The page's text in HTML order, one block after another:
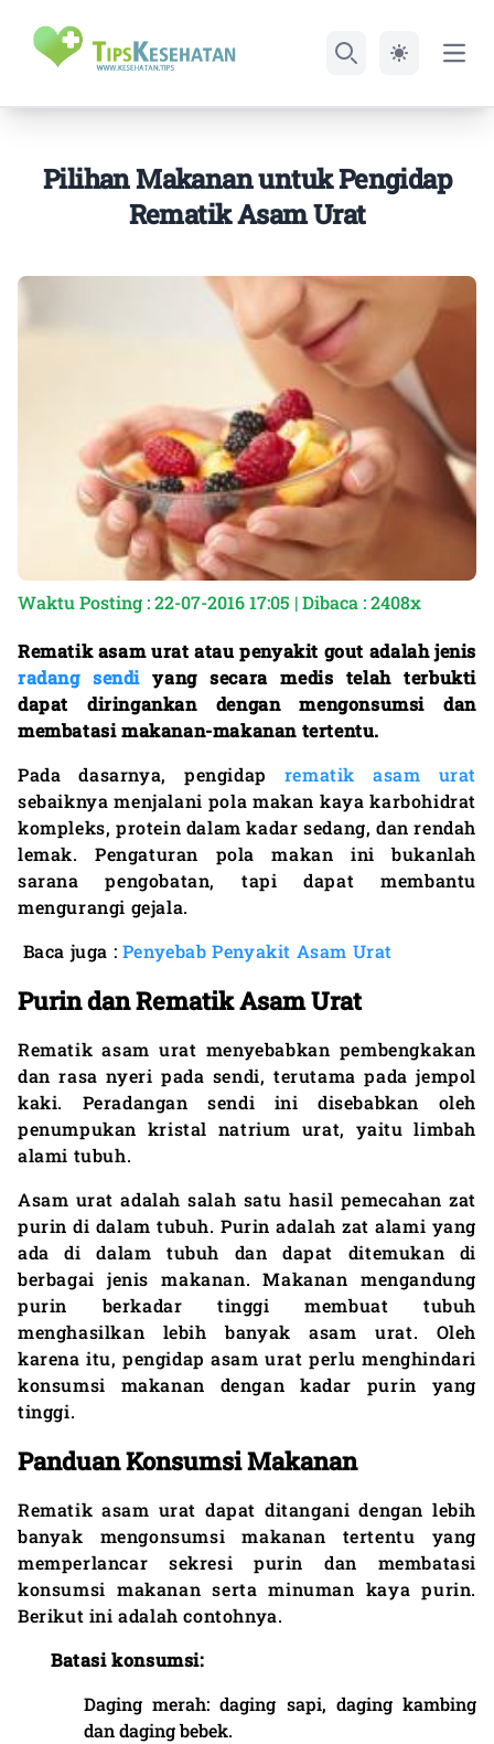
Pilihan Makanan untuk Pengidap
Rematik Asam Urat
Waktu Posting : 22-07-2016 17:05 | Dibaca : 2408x
Rematik asam uratatau penyakit gout adalah jenis
radang sendi yang secara medis telah terbukti
dapat diringankan dengan mengonsumsi dan
membatasi makanan-makanan tertentu.
Pada dasarnya, pengidap rematik asam urat
sebaiknya menjalani pola makan kaya karbohidrat
kompleks, protein dalam kadar sedang, dan rendah
lemak. Pengaturan pola makan ini bukanlah
sarana pengobatan, tapi dapat membantu
mengurangi gejala.
Baca juga : Penyebab Penyakit Asam Urat
Purin dan Rematik Asam Urat
Rematik asam urat menyebabkan pembengkakan
dan rasa nyeri pada sendi, terutama pada jempol
kaki. Peradangan sendi ini disebabkan oleh
penumpukan kristal natrium urat, yaitu limbah
alami tubuh.
Asam urat adalah salah satu hasil pemecahan zat
purin di dalam tubuh. Purin adalah zat alami yang
ada di dalam tubuh dan dapat ditemukan di
berbagai jenis makanan. Makanan mengandung
purin berkadar tinggi membuat tubuh
menghasilkan lebih banyak asam urat. Oleh
karena itu, pengidap asam urat perlu menghindari
konsumsi makanan dengan kadar purin yang
tinggi.
Panduan Konsumsi Makanan
Rematik asam urat dapat ditangani dengan lebih
banyak mengonsumsi makanan tertentu yang
memperlancar sekresi purin dan membatasi
konsumsi makanan serta minuman kaya purin.
Berikut ini adalah contohnya.
Batasi konsumsi:
Daging merah: daging sapi, daging kambing
dan daging bebek.